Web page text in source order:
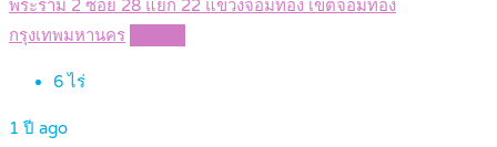
พระราม 2 ซอย 28 แยก 22 แขวงจอมทอง เขตจอมทอง
กรุงเทพมหานคร
6ไร่
1 ปี ago